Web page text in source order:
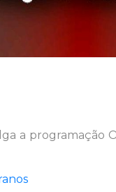
a programação